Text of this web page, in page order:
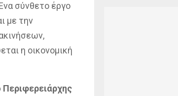
σύνθετο έργο
με την
η οικονομική